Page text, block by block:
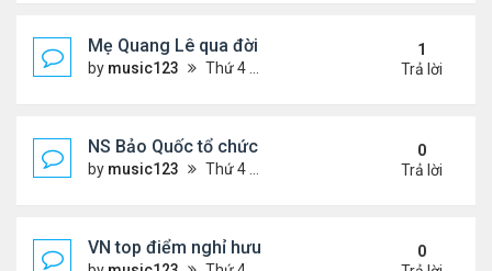
Mẹ Quang Lê qua đời sau 2 năm đột quỵ.
by music123 Thứ 4 Tháng 8 05, 2026 6:53 pm
1
Trả lời
NS Bảo Quốc tổ chức sn cho bà xã
by music123 Thứ 4 Tháng 8 05, 2026 6:51 pm
0
Trả lời
VN top điểm nghỉ hưu lý tưởng cho người Mỹ
0